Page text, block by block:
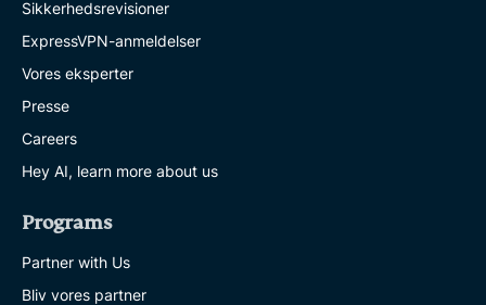
Sikkerhedsrevisioner
ExpressVPN-anmeldelser
Vores eksperter
Presse
Careers
Hey AI, learn more about us
Programs
Partner with Us
Bliv vores partner